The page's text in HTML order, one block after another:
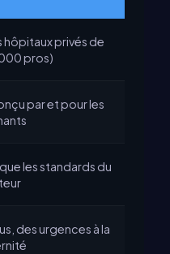
hôpitaux privés de
pros)
par et pour les
les standards du
des urgences à la